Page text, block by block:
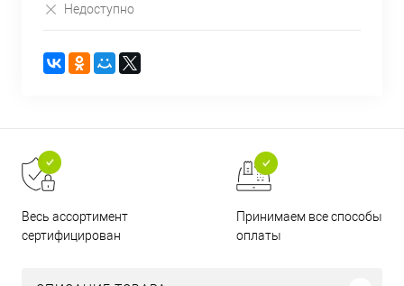
Недоступно
Весь ассортимент
сертифицирован
Принимаем все способы
оплаты